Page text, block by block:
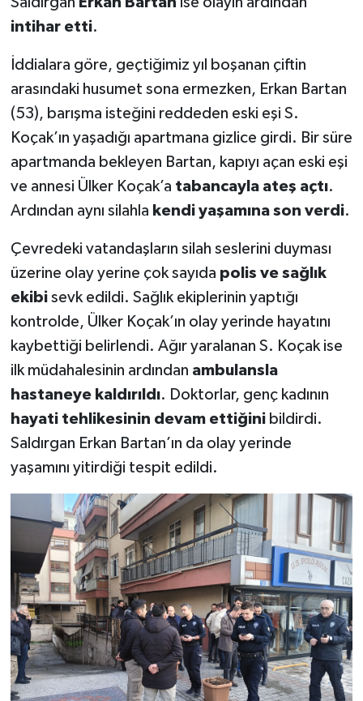
intihar etti.
İddialara göre, geçtiğimiz yıl boşanan çiftin
arasındaki husumet sona ermezken, Erkan Bartan
(53), barışma isteğini reddeden eski eşi S.
Koçak’ın yaşadığı apartmana gizlice girdi. Bir süre
apartmanda bekleyen Bartan, kapıyı açan eski eşi
ve annesi Ülker Koçak’a tabancayla ateş açtı.
Ardından aynı silahla kendi yaşamına son verdi.
Çevredeki vatandaşların silah seslerini duyması
üzerine olay yerine çok sayıda polis ve sağlık
ekibisevk edildi. Sağlık ekiplerinin yaptığı
kontrolde, Ülker Koçak’ın olay yerinde hayatını
kaybettiği belirlendi. Ağır yaralanan S. Koçak ise
ilk müdahalesinin ardından ambulansla
hastaneye kaldırıldı. Doktorlar, genç kadının
hayati tehlikesinin devam ettiğinibildirdi.
Saldırgan Erkan Bartan’ın da olay yerinde
yaşamını yitirdiği tespit edildi.